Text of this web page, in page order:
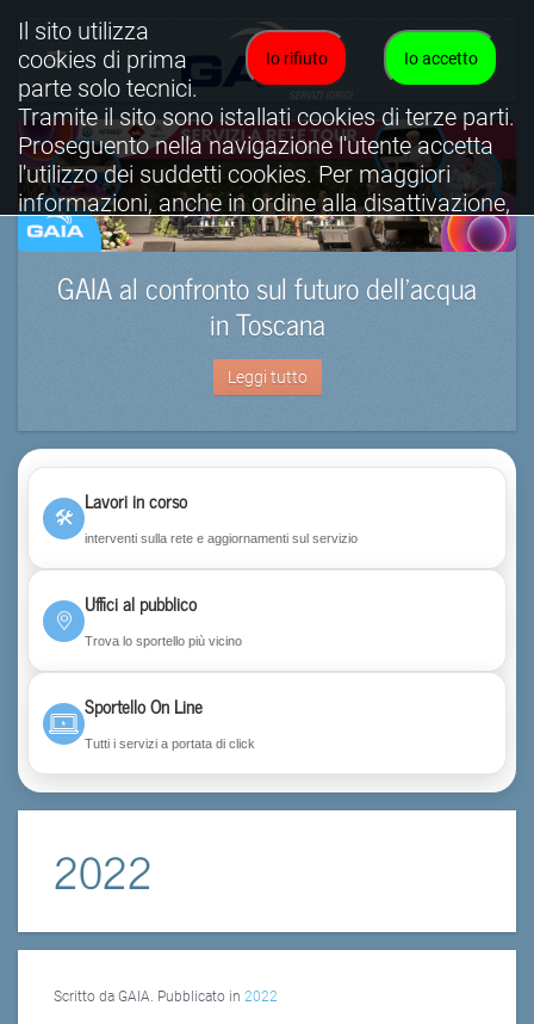
GAIA al confronto sul futuro dell’acqua
in Toscana
Leggi tutto
🛠
Lavori in corso
interventi sulla rete e aggiornamenti sul servizio
Uffici al pubblico
Trova lo sportello più vicino
Sportello On Line
Tutti i servizi a portata di click
2022
Scritto da GAIA. Pubblicato in 2022
Io accetto
Io rifiuto
Il sito utilizza
cookies di prima
parte solo tecnici.
Tramite il sito sono istallati cookies di terze parti.
Proseguento nella navigazione l'utente accetta
l'utilizzo dei suddetti cookies. Per maggiori
informazioni, anche in ordine alla disattivazione,
è possibile consultare l'informativa cookies
completa.
Visualizza informativa completa.